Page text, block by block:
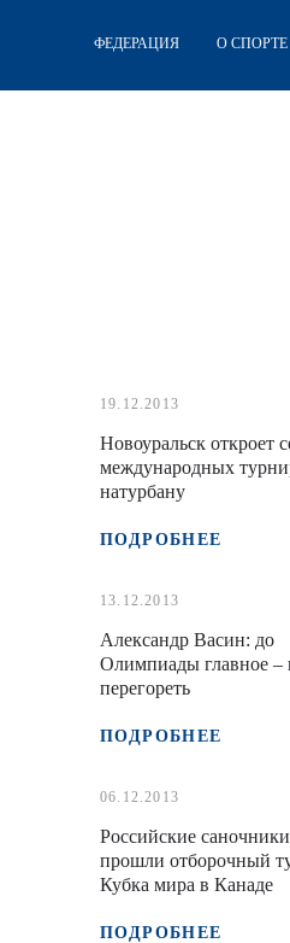
ФЕДЕРАЦИЯ О СПОРТЕ
19.12.2013
Новоуральск откроет
международных
натурбану
ПОДРОБНЕЕ
13.12.2013
Александр Васин: до
Олимпиады главное –
перегореть
ПОДРОБНЕЕ
06.12.2013
Российские саночники
прошли отборочный
Кубка мира в Канаде
ПОДРОБНЕЕ